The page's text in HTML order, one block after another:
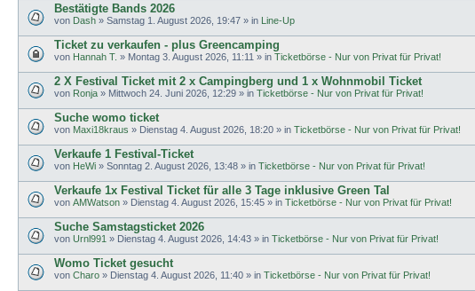
Bestätigte Bands 2026
von Dash » Samstag 1. August 2026, 19:47 » in Line-Up
Ticket zu verkaufen - plus Greencamping
von Hannah T. » Montag 3. August 2026, 11:11 » in Ticketbörse - Nur von Privat für Privat!
2 X Festival Ticket mit 2 x Campingberg und 1 x Wohnmobil Ticket
von Ronja » Mittwoch 24. Juni 2026, 12:29 » in Ticketbörse - Nur von Privat für Privat!
Suche womo ticket
von Maxi18kraus » Dienstag 4. August 2026, 18:20 » in Ticketbörse - Nur von Privat für Privat!
Verkaufe 1 Festival-Ticket
von HeWi » Sonntag 2. August 2026, 13:48 » in Ticketbörse - Nur von Privat für Privat!
Verkaufe 1x Festival Ticket für alle 3 Tage inklusive Green Tal
von AMWatson » Dienstag 4. August 2026, 15:45 » in Ticketbörse - Nur von Privat für Privat!
Suche Samstagsticket 2026
von Urnl991 » Dienstag 4. August 2026, 14:43 » in Ticketbörse - Nur von Privat für Privat!
Womo Ticket gesucht
von Charo » Dienstag 4. August 2026, 11:40 » in Ticketbörse - Nur von Privat für Privat!